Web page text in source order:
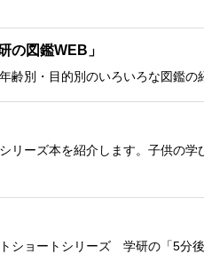
の図鑑WEB」
別・目的別のいろいろな図鑑の
ーズ本を紹介します。子供の
ショートシリーズ 学研の「5分